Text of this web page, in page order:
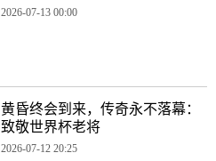
2026-07-13 00:00
黄昏终会到来，传奇永不落幕：
致敬世界杯老将
2026-07-12 20:25